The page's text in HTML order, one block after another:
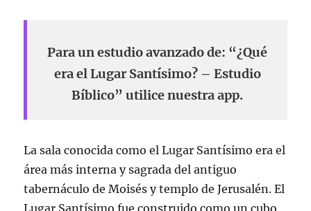
Para un estudio avanzado de: “¿Qué
era el Lugar Santísimo? – Estudio
Bíblico” utilice nuestra app.
La sala conocida como el Lugar Santísimo era el
área más interna y sagrada del antiguo
tabernáculo de Moisés y templo de Jerusalén. El
Lugar Santísimo fue construido como un cubo